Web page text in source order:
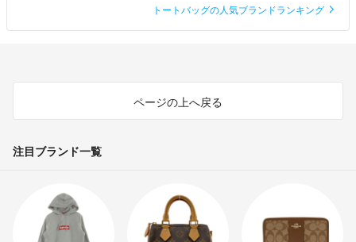
トートバッグの人気ブランドランキング
ページの上へ戻る
注目ブランド一覧